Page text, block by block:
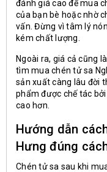
đánh giá cao để mua
của bạn bè hoặc nhờ
vấn. Đừng vì tâm lý
kém chất lượng.
Ngoài ra, giá cả cũng
tìm mua chén tử sa
sản xuất càng lâu đời
phẩm được chế tác
cao hơn.
Hướng dẫn
Hưng đúng
Chén tử sa sau khi